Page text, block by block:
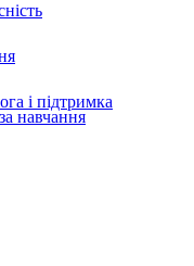
і підтримка
навчання